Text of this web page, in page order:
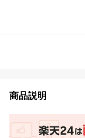
商品説明